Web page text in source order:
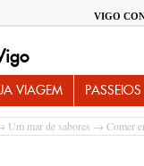
VIGO
VIAGEM
Um mar de sabores → Comer